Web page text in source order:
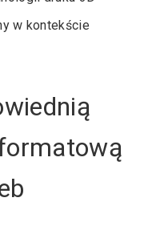
w kontekście